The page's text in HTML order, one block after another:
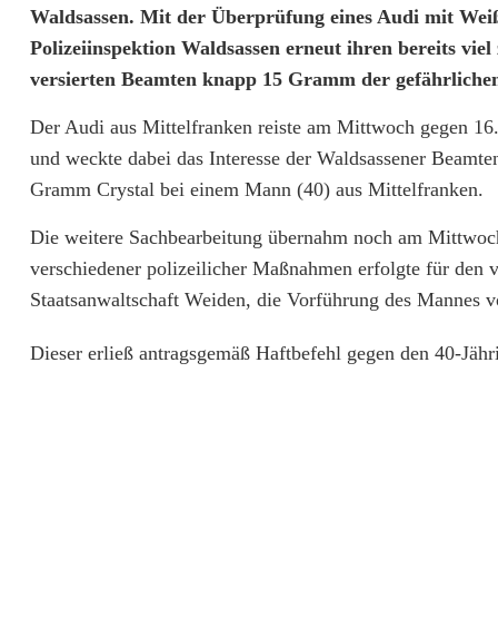
D
r
e
n
s
h
Waldsassen. Mit der Überprüfung eines Audi mit
Polizeiinspektion Waldsassen erneut ihren bereits
versierten Beamten knapp 15 Gramm der
Der Audi aus Mittelfranken reiste am Mittwoch gegen
und weckte dabei das Interesse der Waldsassener
Gramm Crystal bei einem Mann (40) aus Mittelfranken.
Die weitere Sachbearbeitung übernahm noch am
verschiedener polizeilicher Maßnahmen erfolgte für den
Staatsanwaltschaft Weiden, die Vorführung des
Dieser erließ antragsgemäß Haftbefehl gegen den 40-